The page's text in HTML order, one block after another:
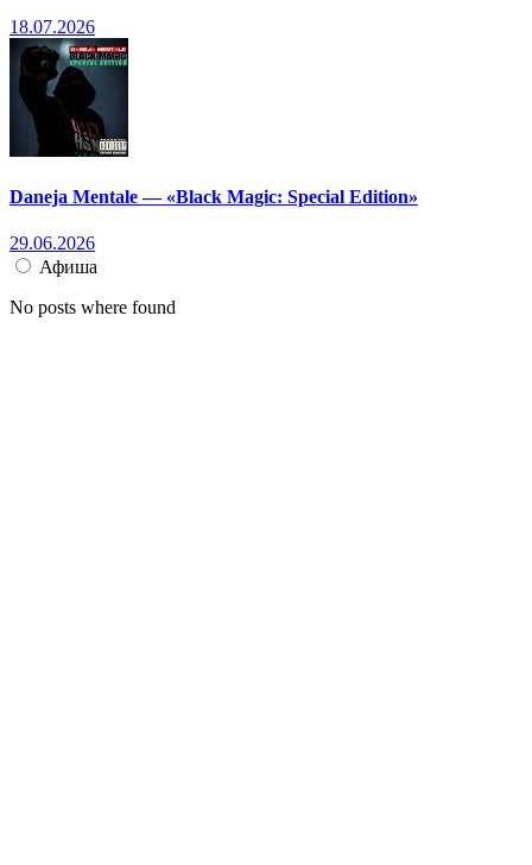
18.07.2026
Daneja Mentale — «Black Magic: Special Edition»
29.06.2026
Афиша
No posts where found